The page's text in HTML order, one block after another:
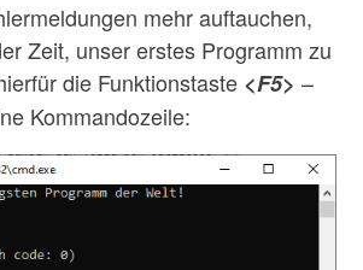
mehr auftauchen,
Zeit, unser erstes Programm zu
die Funktionstaste <F5> –
Kommandozeile: